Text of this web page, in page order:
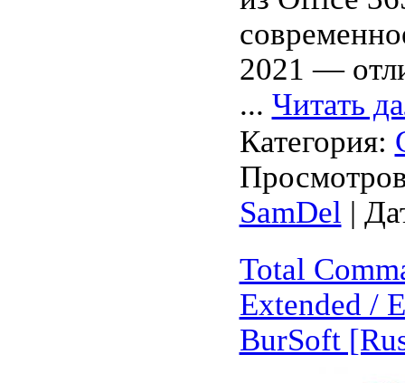
2021 —
... Читать
Категория:
SamDel |
Total
Extended /
BurSoft